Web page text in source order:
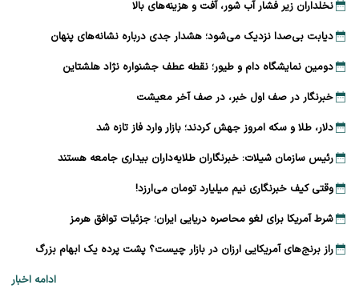
نخلداران زیر فشار آب شور، آفت و هزینه‌های بالا
دیابت بی‌صدا نزدیک می‌شود؛ هشدار جدی درباره نشانه‌های پنهان
دومین نمایشگاه دام و طیور؛ نقطه عطف جشنواره نژاد هلشتاین
خبرنگار در صف اول خبر، در صف آخر معیشت
دلار، طلا و سکه امروز جهش کردند؛ بازار وارد فاز تازه شد
رئیس سازمان شیلات: خبرنگاران طلایه‌داران بیداری جامعه هستند
وقتی کیف خبرنگاری نیم میلیارد تومان می‌ارزد!
شرط آمریکا برای لغو محاصره دریایی ایران؛ جزئیات توافق هرمز
راز برنج‌های آمریکایی ارزان در بازار چیست؟ پشت پرده یک ابهام بزرگ
ادامه اخبار